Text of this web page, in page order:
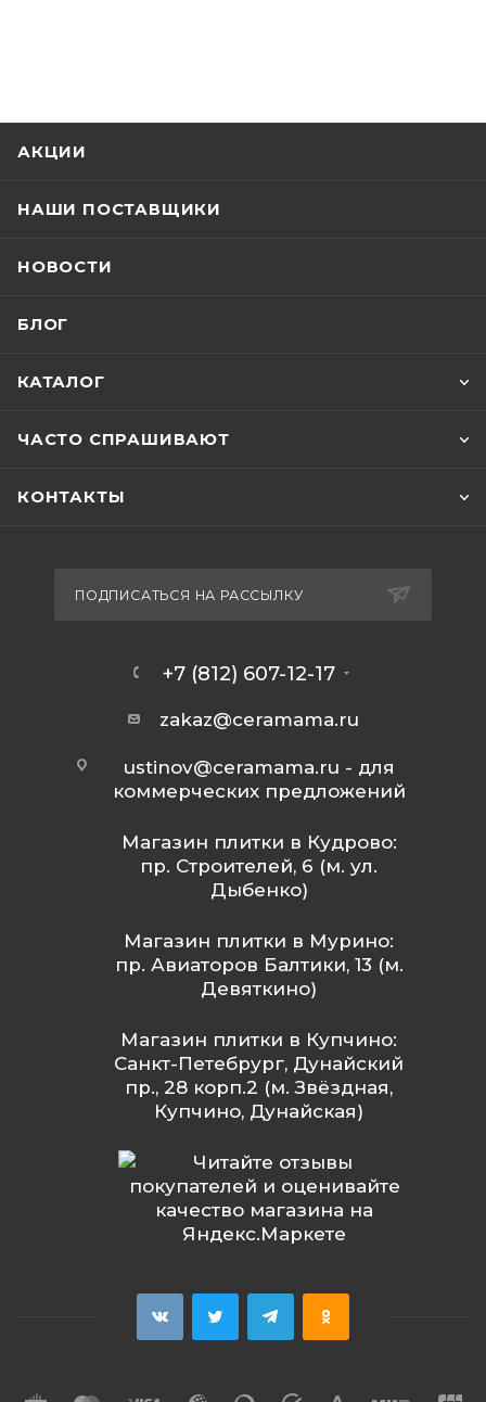
АКЦИИ
НАШИ ПОСТАВЩИКИ
НОВОСТИ
БЛОГ
КАТАЛОГ
ЧАСТО СПРАШИВАЮТ
КОНТАКТЫ
ПОДПИСАТЬСЯ НА РАССЫЛКУ
+7 (812) 607-12-17
zakaz@ceramama.ru
ustinov@ceramama.ru - для
коммерческих предложений
Магазин плитки в Кудрово:
пр. Строителей, 6 (м. ул.
Дыбенко)
Магазин плитки в Мурино:
пр. Авиаторов Балтики, 13 (м.
Девяткино)
Магазин плитки в Купчино:
Санкт-Петебрург, Дунайский
пр., 28 корп.2 (м. Звёздная,
Купчино, Дунайская)